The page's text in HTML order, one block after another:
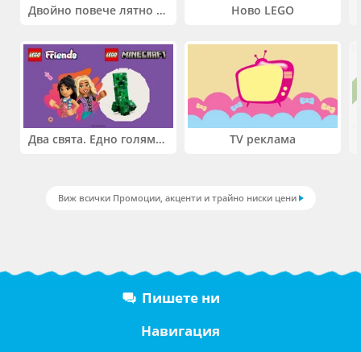
Двойно повече лятно забавление! Купи 2 продукта INTEX и вземи -33%
Два свята. Едно голямо приключение. Купи 2 продукта LEGO® Friends и/или LEGO® Minecraft и вземи -27%
Ново LEGO
TV реклама
Виж всички Промоции, акценти и трайно ниски цени
Пишете ни
Навигация